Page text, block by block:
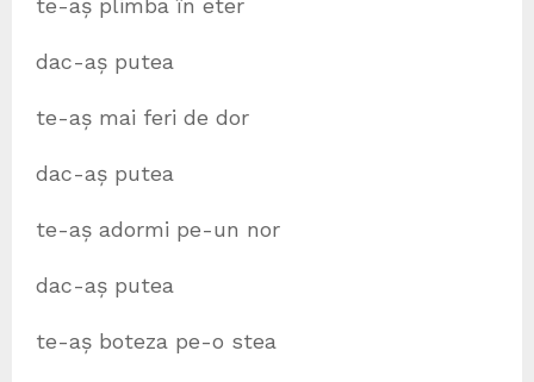
te-aș plimba în eter
dac-aș putea
te-aș mai feri de dor
dac-aș putea
te-aș adormi pe-un nor
dac-aș putea
te-aș boteza pe-o stea